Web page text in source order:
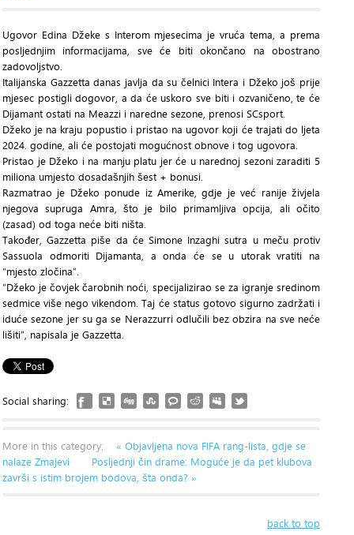
Ugovor Edina Džeke s Interom mjesecima je vruća tema, a prema
posljednjim informacijama, sve će biti okončano na obostrano
zadovoljstvo.
Italijanska Gazzetta danas javlja da su čelnici Intera i Džeko još prije
mjesec postigli dogovor, a da će uskoro sve biti i ozvaničeno, te će
Dijamant ostati na Meazzi i naredne sezone, prenosi SCsport.
Džeko je na kraju popustio i pristao na ugovor koji će trajati do ljeta
2024. godine, ali će postojati mogućnost obnove i tog ugovora.
Pristao je Džeko i na manju platu jer će u narednoj sezoni zaraditi 5
miliona umjesto dosadašnjih šest + bonusi.
Razmatrao je Džeko ponude iz Amerike, gdje je već ranije živjela
njegova supruga Amra, što je bilo primamljiva opcija, ali očito
(zasad) od toga neće biti ništa.
Također, Gazzetta piše da će Simone Inzaghi sutra u meču protiv
Sassuola odmoriti Dijamanta, a onda će se u utorak vratiti na
“mjesto zločina”.
“Džeko je čovjek čarobnih noći, specijalizirao se za igranje sredinom
sedmice više nego vikendom. Taj će status gotovo sigurno zadržati i
iduće sezone jer su ga se Nerazzurri odlučili bez obzira na sve neće
lišiti”, napisala je Gazzetta.
Social sharing:
More in this category:
« Objavljena nova FIFA rang-lista, gdje se
nalaze Zmajevi
Posljednji čin drame: Moguće je da pet klubova
završi s istim brojem bodova, šta onda? »
back to top